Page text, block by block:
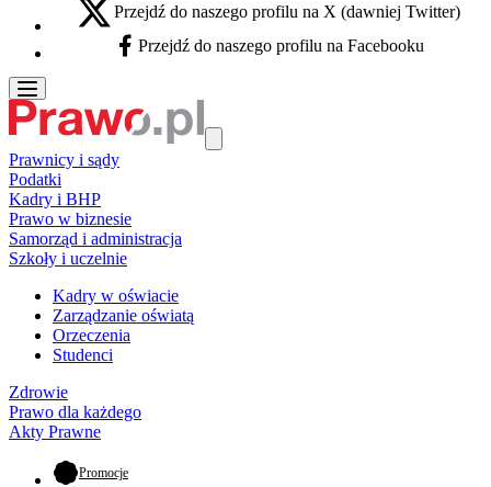
X - otwiera się w nowej karcie
Przejdź do naszego profilu na X (dawniej Twitter)
Facebook - otwiera się w nowej karcie
Przejdź do naszego profilu na Facebooku
Prawnicy i sądy
Podatki
Kadry i BHP
Prawo w biznesie
Samorząd i administracja
Szkoły i uczelnie
Kadry w oświacie
Zarządzanie oświatą
Orzeczenia
Studenci
Zdrowie
Prawo dla każdego
Akty Prawne
Promocje- otwiera się w nowej karcie